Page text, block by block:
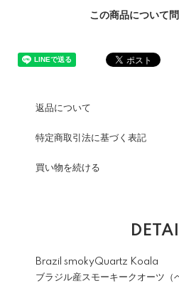
この商品について
返品について
特定商取引法に基づく表記
買い物を続ける
Brazil smokyQuartz Koala
ブラジル産スモーキークオーツ（